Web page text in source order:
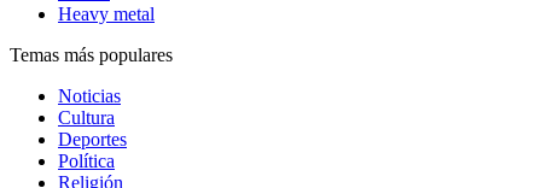
Heavy metal
Temas más populares
Noticias
Cultura
Deportes
Política
Religión